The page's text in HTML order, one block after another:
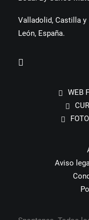
Valladolid, Castilla y
León, España.
WEB
Aviso